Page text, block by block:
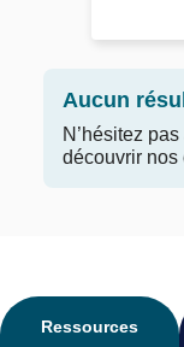
Aucun
N’hésitez
découvrir nos
Ressources